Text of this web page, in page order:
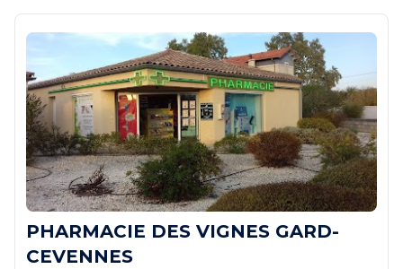
PHARMACIE DES VIGNES GARD-
CEVENNES